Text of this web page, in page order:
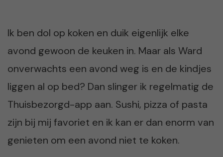
Ik ben dol op koken en duik eigenlijk elke
avond gewoon de keuken in. Maar als Ward
onverwachts een avond weg is en de kindjes
liggen al op bed? Dan slinger ik regelmatig de
Thuisbezorgd-app aan. Sushi, pizza of pasta
zijn bij mij favoriet en ik kan er dan enorm van
genieten om een avond niet te koken.